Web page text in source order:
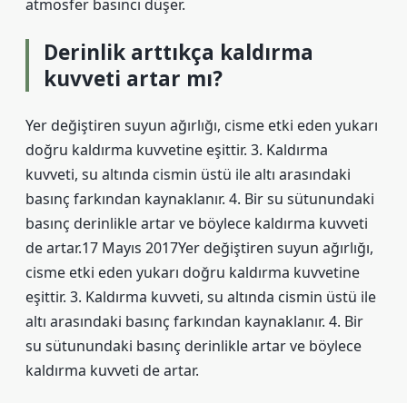
atmosfer basıncı düşer.
Derinlik arttıkça kaldırma
kuvveti artar mı?
Yer değiştiren suyun ağırlığı, cisme etki eden yukarı
doğru kaldırma kuvvetine eşittir. 3. Kaldırma
kuvveti, su altında cismin üstü ile altı arasındaki
basınç farkından kaynaklanır. 4. Bir su sütunundaki
basınç derinlikle artar ve böylece kaldırma kuvveti
de artar.17 Mayıs 2017Yer değiştiren suyun ağırlığı,
cisme etki eden yukarı doğru kaldırma kuvvetine
eşittir. 3. Kaldırma kuvveti, su altında cismin üstü ile
altı arasındaki basınç farkından kaynaklanır. 4. Bir
su sütunundaki basınç derinlikle artar ve böylece
kaldırma kuvveti de artar.